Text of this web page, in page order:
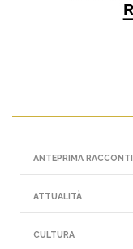
ANTEPRIMA RACCONTI
ATTUALITÀ
CULTURA